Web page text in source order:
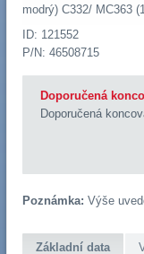
modrý) C332/ MC363
ID: 121552
P/N: 46508715
Doporučená
Doporučená
Poznámka: Výše
Základní data